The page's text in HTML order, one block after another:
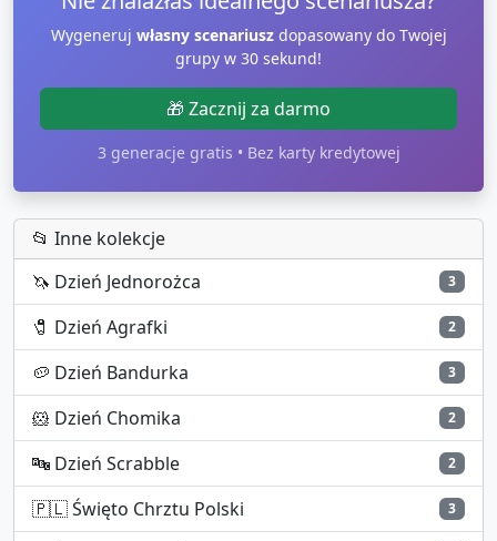
Wygeneruj własny scenariuszdopasowany do Twojej
grupy w 30 sekund!
🎁 Zacznij za darmo
3 generacje gratis • Bez karty kredytowej
📂 Inne kolekcje
🦄 Dzień Jednorożca 3
🧷 Dzień Agrafki 2
🥔 Dzień Bandurka 3
🐹 Dzień Chomika 2
🔤 Dzień Scrabble 2
🇵🇱Święto Chrztu Polski 3